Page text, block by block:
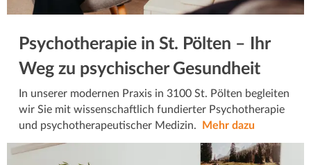
Psychotherapie in St. Pölten – Ihr
Weg zu psychischer Gesundheit
In unserer modernen Praxis in 3100 St. Pölten begleiten
wir Sie mit wissenschaftlich fundierter Psychotherapie
und psychotherapeutischer Medizin.
Mehr dazu